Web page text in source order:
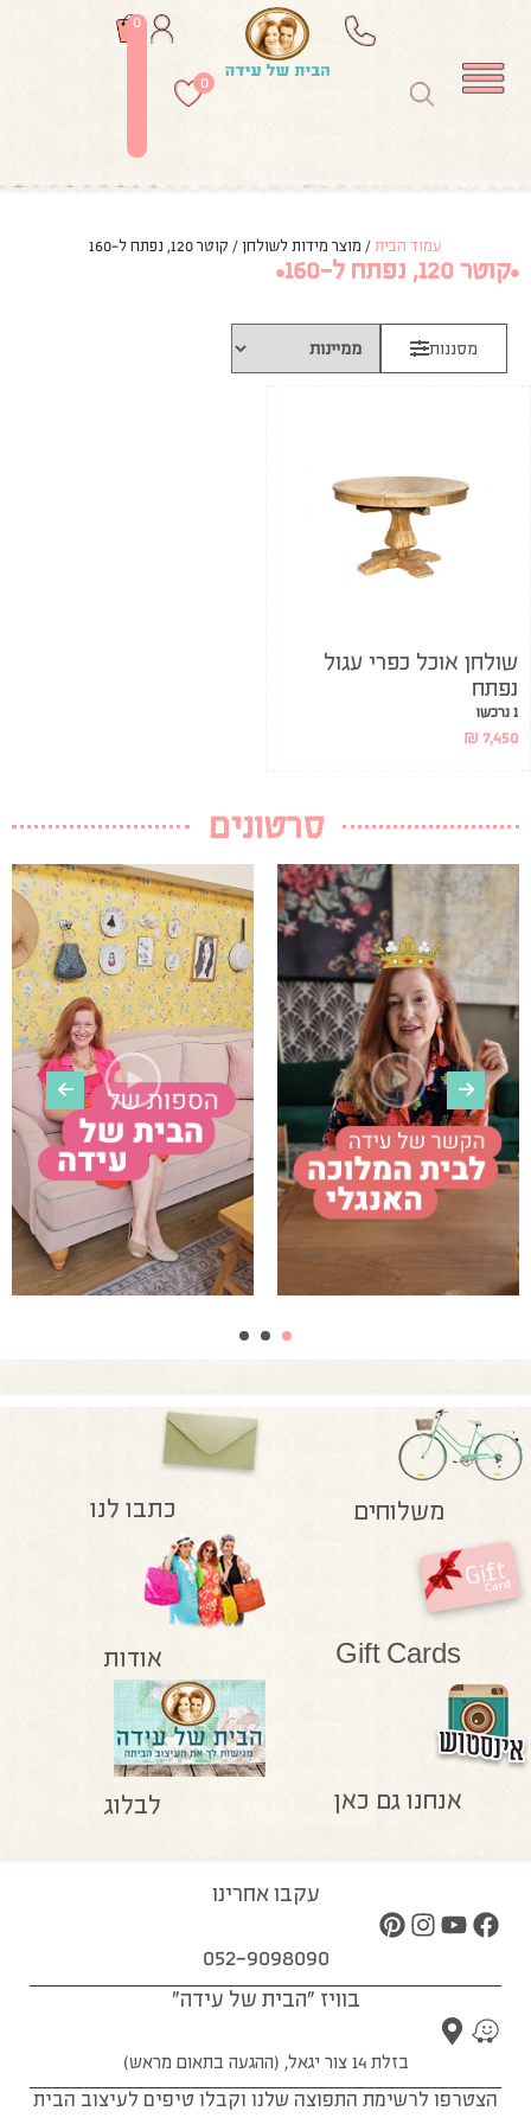
0
0
עמוד הבית / מוצר מידות לשולחן / קוטר 120, נפתח ל-160
קוטר 120, נפתח ל-160
מסננות
שולחן אוכל כפרי עגול
נפתח
1 נרכשו
₪ 7,450
סרטונים
משלוחים כתבו לנו
Gift Cards אודות
אנחנו גם כאן לבלוג
עקבו אחרינו
052-9098090
בוויז "הבית של עידה"
בזלת 14 צור יגאל, (ההגעה בתאום מראש)
הצטרפו לרשימת התפוצה שלנו וקבלו טיפים לעיצוב הבית